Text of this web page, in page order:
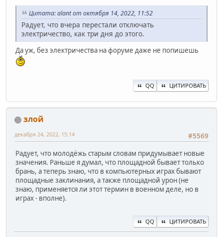
Цитата: alant от октября 14, 2022, 11:52
Радует, что вчера перестали отключать
электричество, как три дня до этого.
Да уж, без электричества на форуме даже не попишешь
QQ ЦИТИРОВАТЬ
злой
#5569
декабря 24, 2022, 15:14
Радует, что молодёжь старым словам придумывает новые
значения. Раньше я думал, что площадной бывает только
брань, а теперь знаю, что в компьютерных играх бывают
площадные заклинания, а также площадной урон (не
знаю, применяется ли этот термин в военном деле, но в
играх - вполне).
QQ ЦИТИРОВАТЬ